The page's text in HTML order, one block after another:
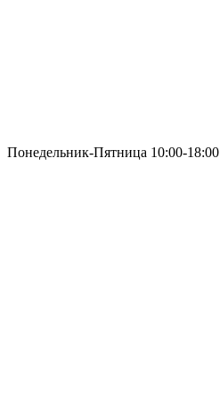
Понедельник-Пятница 10:00-18:00